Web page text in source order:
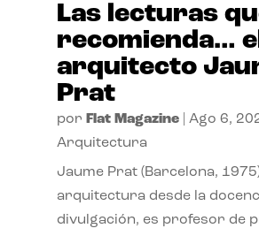
Las lecturas
recomienda…
arquitecto
Prat
por Flat Magazine| Ago 6,
Arquitectura
Jaume Prat (Barcelona,
arquitectura desde la
divulgación, es profesor de